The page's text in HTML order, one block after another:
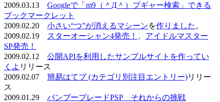
2009.03.13 Googleで「m9（＾Д＾）プギャー検索」できる
ブックマークレット
2009.02.20 小さい“つ”が消えるマシーンを作りました 。
2009.02.19
スターオーシャン4発売！
アイドルマスター
SP発売！
2009.02.12 公開APIを利用したサンプルサイトを作ってい
くよ リリース
2009.02.07 簡易はてブ (カテゴリ別注目エントリー)リリー
ス
2009.01.29 バンブーブレードPSP それからの挑戦